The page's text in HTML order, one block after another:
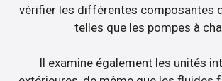
vérifier les différentes composantes
telles que les pompes à
Il examine également les unités